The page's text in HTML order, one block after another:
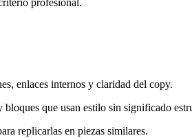
profesional.
enlaces internos y claridad del copy.
que usan estilo sin significado
replicarlas en piezas similares.